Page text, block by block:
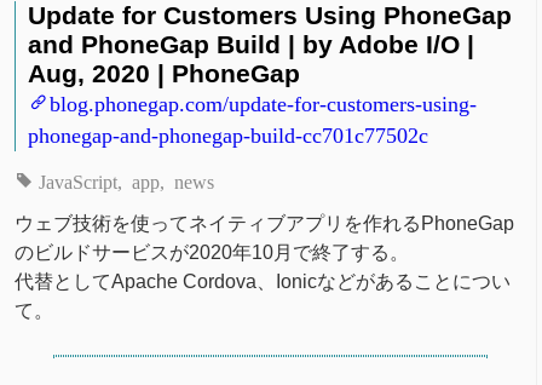
Update for Customers Using PhoneGap
and PhoneGap Build | by Adobe I/O |
Aug, 2020 | PhoneGap
blog.phonegap.com/update-for-customers-using-
phonegap-and-phonegap-build-cc701c77502c
JavaScript app news
ウェブ技術を使ってネイティブアプリを作れるPhoneGap
のビルドサービスが2020年10月で終了する。
代替としてApache Cordova、Ionicなどがあることについ
て。